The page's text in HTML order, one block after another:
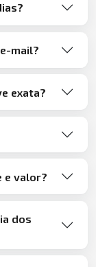
mail?
exata?
e valor?
dos